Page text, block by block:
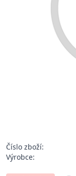
Číslo zboží:
Výrobce: